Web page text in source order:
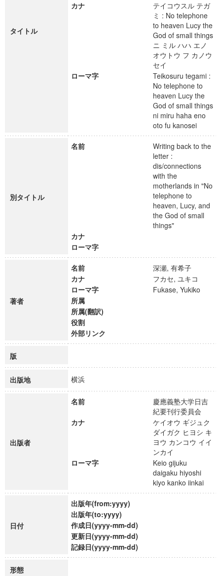
タイトル
カナ
テイコウスル テガ
ミ : No telephone
to heaven Lucy the
God of small things
ニ ミル ハハ エノ
オウトウ フ カノウ
セイ
ローマ字
Teikosuru tegami :
No telephone to
heaven Lucy the
God of small things
ni miru haha eno
oto fu kanosei
別タイトル
名前
Writing back to the
letter :
dis/connections
with the
motherlands in "No
telephone to
heaven, Lucy, and
the God of small
things"
カナ
ローマ字
著者
名前
深瀬, 有希子
カナ
フカセ, ユキコ
ローマ字
Fukase, Yukiko
所属
所属(翻訳)
役割
外部リンク
版
出版地 横浜
出版者
名前
慶應義塾大学日吉
紀要刊行委員会
カナ
ケイオウ ギジュク
ダイガク ヒヨシ キ
ヨウ カンコウ イイ
ンカイ
ローマ字
Keio gijuku
daigaku hiyoshi
kiyo kanko iinkai
日付
出版年(from:yyyy)
出版年(to:yyyy)
作成日(yyyy-mm-dd)
更新日(yyyy-mm-dd)
記録日(yyyy-mm-dd)
形態